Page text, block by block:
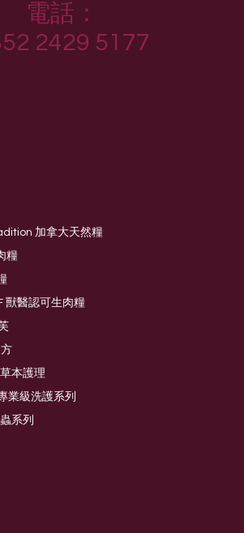
加拿大天然糧
糧
獸醫認可生肉糧
本護理
業級洗護系列
系列
電話：
2429 5177